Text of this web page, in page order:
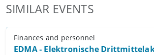
SIMILAR EVENTS
Finances and personnel
EDMA - Elektronische